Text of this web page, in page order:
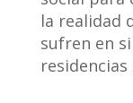
la realidad
sufren en
residencias